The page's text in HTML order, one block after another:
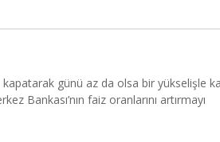
kapatarak günü az da olsa bir yükselişle
Bankası’nın faiz oranlarını artırmayı